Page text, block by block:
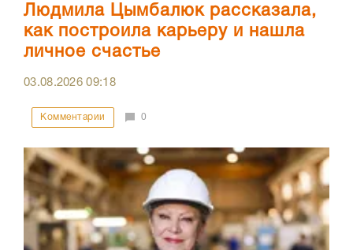
Людмила Цымбалюк рассказала,
как построила карьеру и нашла
личное счастье
03.08.202609:18
Комментарии 0